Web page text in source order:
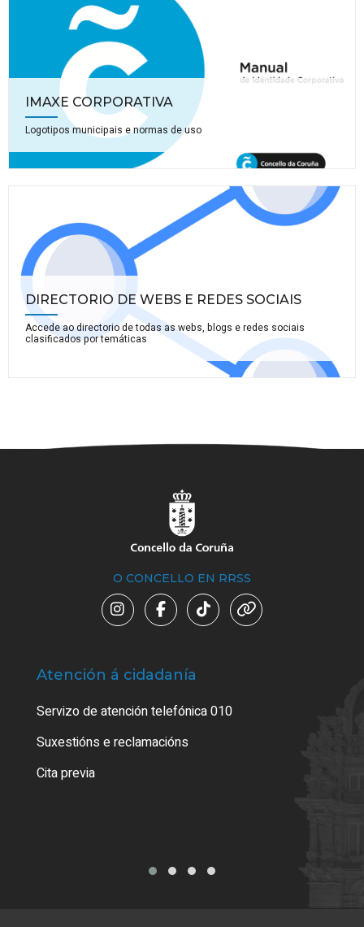
IMAXE CORPORATIVA
Logotipos municipais e normas de uso
DIRECTORIO DE WEBS E REDES SOCIAIS
Accede ao directorio de todas as webs, blogs e redes sociais
clasificados por temáticas
O CONCELLO EN RRSS
Atención á cidadanía
Servizo de atención telefónica 010
Suxestións e reclamacións
Cita previa